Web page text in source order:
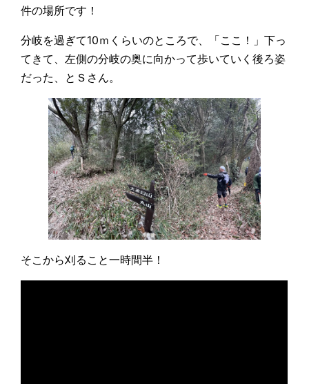
件の場所です！
分岐を過ぎて10ｍくらいのところで、「ここ！」下っ
てきて、左側の分岐の奥に向かって歩いていく後ろ姿
だった、とＳさん。
そこから刈ること一時間半！